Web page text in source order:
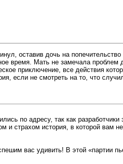
оставив дочь на
время. Мать не замечала проблем
приключение, все действия
если не смотреть на то, что
по адресу, так как разработчики
и страхом история, в которой вам
вас удивить! В этой «партии